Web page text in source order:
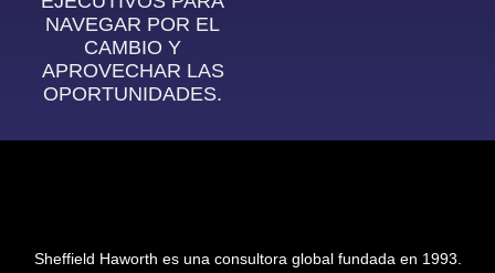
NAVEGAR POR EL
CAMBIO Y
APROVECHAR LAS
OPORTUNIDADES.
Sheffield Haworth es una consultora global fundada en 1993.